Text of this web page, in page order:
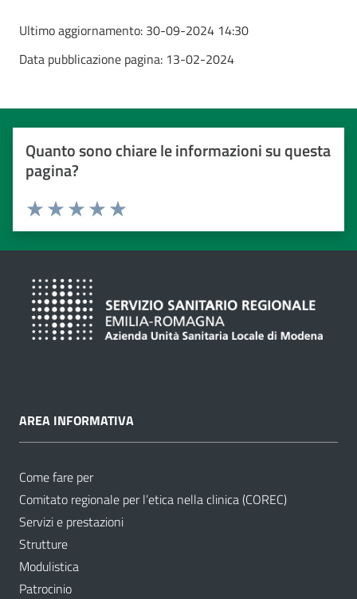
Ultimo aggiornamento: 30-09-2024 14:30
Data pubblicazione pagina: 13-02-2024
Quanto sono chiare le informazioni su questa
pagina?
Valuta da 1 a 5 stelle
Valuta 5 stelle su 5
Valuta 4 stelle su 5
Valuta 3 stelle su 5
Valuta 2 stelle su 5
Valuta 1 stelle su 5
AREA INFORMATIVA
Come fare per
Comitato regionale per l’etica nella clinica (COREC)
Servizi e prestazioni
Strutture
Modulistica
Patrocinio